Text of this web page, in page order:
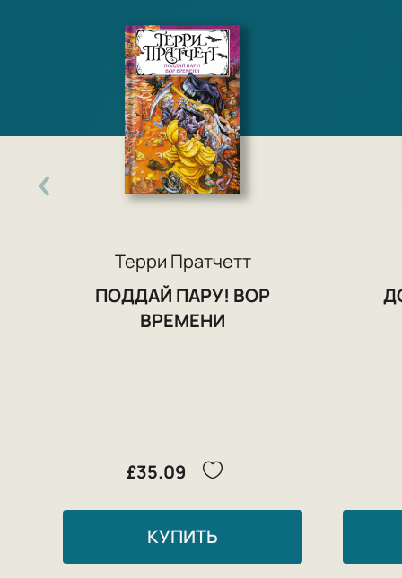
Терри Пратчетт
ПОДДАЙ ПАРУ! ВОР
ВРЕМЕНИ
£35.09
КУПИТЬ